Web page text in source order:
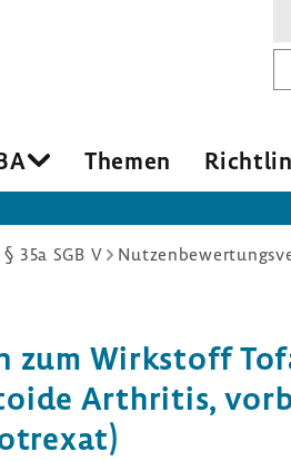
Themen
35a SGB V
zum Wirk­stoff
Arthritis,